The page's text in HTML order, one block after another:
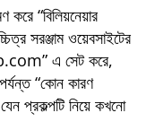
করে বিলিয়নেয়ার
সরঞ্জাম ওয়েবসাইটের
এ সেট করে,
কোন কারণ
প্রকল্পটি নিয়ে কখনো